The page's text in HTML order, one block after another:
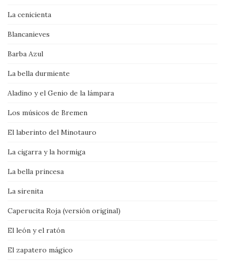
La cenicienta
Blancanieves
Barba Azul
La bella durmiente
Aladino y el Genio de la lámpara
Los músicos de Bremen
El laberinto del Minotauro
La cigarra y la hormiga
La bella princesa
La sirenita
Caperucita Roja (versión original)
El león y el ratón
El zapatero mágico